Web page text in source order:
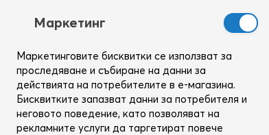
Ако вече имаш профил, използвай имейл
Имейл
Парола
Mаркетинг
Маркетинговите бисквитки се използват за
проследяване и събиране на данни за
действията на потребителите в е-магазина.
Бисквитките запазват данни за потребителя и
неговото поведение, като позволяват на
рекламните услуги да таргетират повече